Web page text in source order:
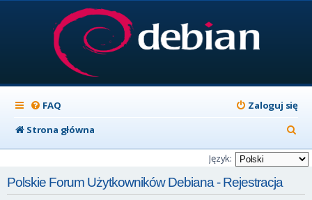
FAQ
Zaloguj się
Strona główna
z
u
Język:
Polskie Forum Użytkowników Debiana - Rejestracja